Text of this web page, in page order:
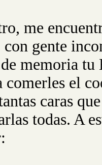
me
gente
memoria
comerles el
caras
todas. A